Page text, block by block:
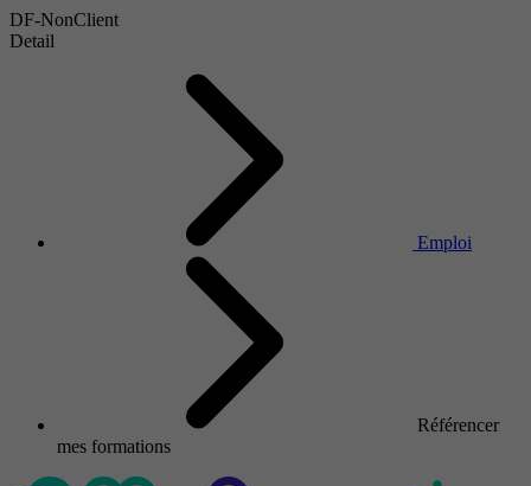
DF-NonClient
Detail
Emploi
Référencer
mes formations